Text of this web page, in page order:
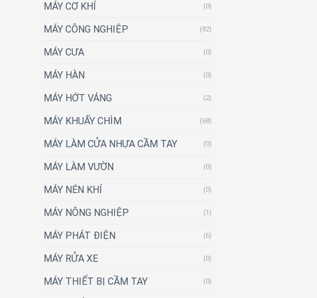
MÁY CƠ KHÍ (0)
MÁY CÔNG NGHIỆP (82)
MÁY CƯA (0)
MÁY HÀN (0)
MÁY HỚT VÁNG (2)
MÁY KHUẤY CHÌM (68)
MÁY LÀM CỬA NHỰA CẦM TAY (0)
MÁY LÀM VƯỜN (0)
MÁY NÉN KHÍ (0)
MÁY NÔNG NGHIỆP (1)
MÁY PHÁT ĐIỆN (6)
MÁY RỬA XE (0)
MÁY THIẾT BỊ CẦM TAY (0)